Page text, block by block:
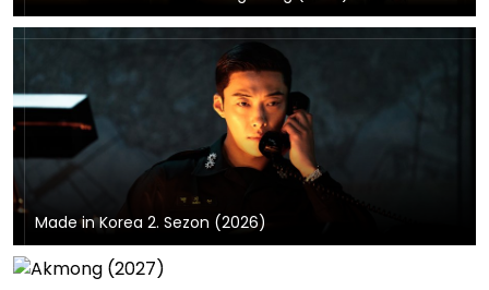
Made in Korea 2. Sezon (2026)